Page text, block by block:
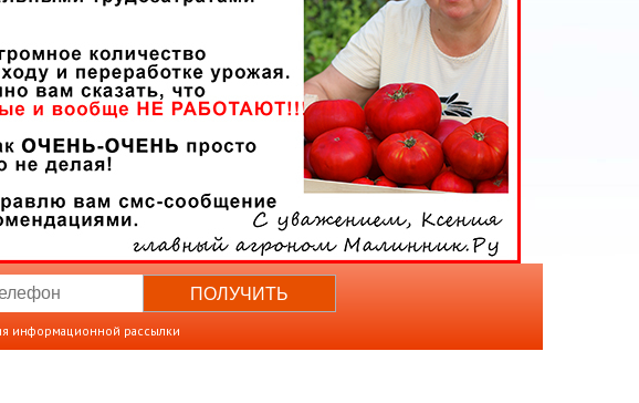
информационной рассылки